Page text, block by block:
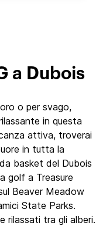
a Dubois
o per svago,
in questa
attiva, troverai
in tutta la
basket del Dubois
golf a Treasure
Beaver Meadow
State Parks.
rilassati tra gli alberi.